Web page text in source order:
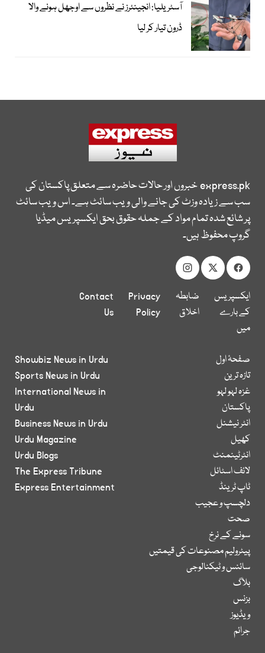
آسٹریلیا: انجینئرز نے نظروں سے اوجھل ہونے والا
ڈرون تیار کر لیا
express.pkخبروں اور حالات حاضرہ سے متعلق پاکستان کی
سب سے زیادہ وزٹ کی جانے والی ویب سائٹ ہے۔ اس ویب سائٹ
پر شائع شدہ تمام مواد کے جملہ حقوق بحق ایکسپریس میڈیا
گروپ محفوظ ہیں۔
ایکسپریس
کے بارے
میں
ضابطہ
اخلاق
Privacy
Policy
Contact
Us
صفحۂ اول
تازہ ترین
غزہ لہو لہو
پاکستان
انٹر نیشنل
کھیل
انٹرٹینمنٹ
لائف اسٹائل
ٹاپ ٹرینڈ
دلچسپ و عجیب
صحت
سونے کے نرخ
پیٹرولیم مصنوعات کی قیمتیں
سائنس و ٹیکنالوجی
بلاگ
بزنس
ویڈیوز
جرائم
Showbiz News in Urdu
Sports News in Urdu
International News in
Urdu
Business News in Urdu
Urdu Magazine
Urdu Blogs
The Express Tribune
Express Entertainment